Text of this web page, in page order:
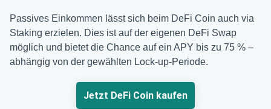
Passives Einkommen lässt sich beim DeFi Coin auch via
Staking erzielen. Dies ist auf der eigenen DeFi Swap
möglich und bietet die Chance auf ein APY bis zu 75 % –
abhängig von der gewählten Lock-up-Periode.
Jetzt DeFi Coin kaufen